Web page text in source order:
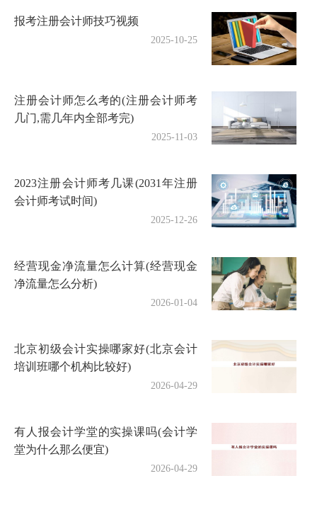
报考注册会计师技巧视频
2025-10-25
注册会计师怎么考的(注册会计师考
几门,需几年内全部考完)
2025-11-03
2023注册会计师考几课(2031年注册
会计师考试时间)
2025-12-26
经营现金净流量怎么计算(经营现金
净流量怎么分析)
2026-01-04
北京初级会计实操哪家好(北京会计
培训班哪个机构比较好)
2026-04-29
有人报会计学堂的实操课吗(会计学
堂为什么那么便宜)
2026-04-29